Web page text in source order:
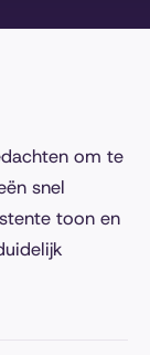
om te
snel
toon en